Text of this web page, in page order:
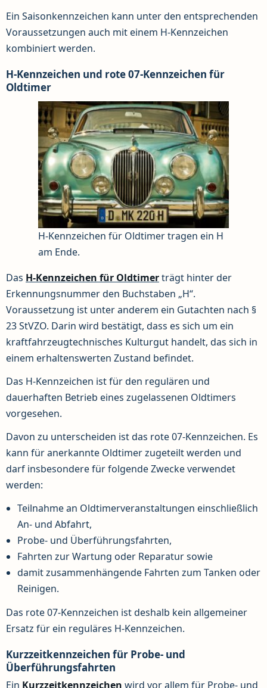
Ein Saisonkennzeichen kann unter den entsprechenden
Voraussetzungen auch mit einem H-Kennzeichen
kombiniert werden.
H-Kennzeichen und rote 07-Kennzeichen für
Oldtimer
H-Kennzeichen für Oldtimer tragen ein H
am Ende.
Das H-Kennzeichen für Oldtimerträgt hinter der
Erkennungsnummer den Buchstaben „H“.
Voraussetzung ist unter anderem ein Gutachten nach §
23 StVZO. Darin wird bestätigt, dass es sich um ein
kraftfahrzeugtechnisches Kulturgut handelt, das sich in
einem erhaltenswerten Zustand befindet.
Das H-Kennzeichen ist für den regulären und
dauerhaften Betrieb eines zugelassenen Oldtimers
vorgesehen.
Davon zu unterscheiden ist das rote 07-Kennzeichen. Es
kann für anerkannte Oldtimer zugeteilt werden und
darf insbesondere für folgende Zwecke verwendet
werden:
Teilnahme an Oldtimerveranstaltungen einschließlich
An- und Abfahrt,
Probe- und Überführungsfahrten,
Fahrten zur Wartung oder Reparatur sowie
damit zusammenhängende Fahrten zum Tanken oder
Reinigen.
Das rote 07-Kennzeichen ist deshalb kein allgemeiner
Ersatz für ein reguläres H-Kennzeichen.
Kurzzeitkennzeichen für Probe- und
Überführungsfahrten
Ein Kurzzeitkennzeichen wird vor allem für Probe- und